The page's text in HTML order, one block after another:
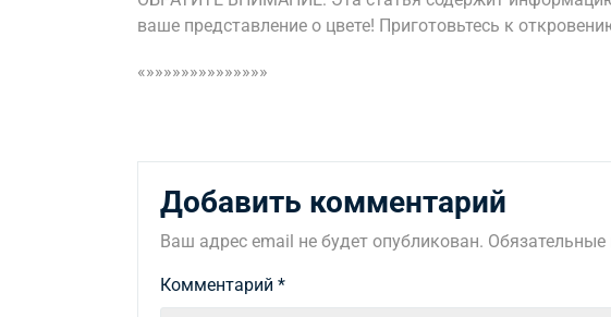
ваше представление о цвете! Приготовьтесь к
«»»»»»»»»»»»»»»
Добавить комментарий
Ваш адрес email не будет опубликован.
Комментарий *